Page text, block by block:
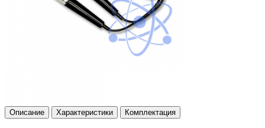
Описание Характеристики Комплектация